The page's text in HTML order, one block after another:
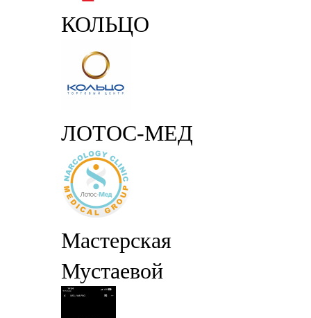
КОЛЬЦО
ЛОТОС-МЕД
Мастерская
Мустаевой